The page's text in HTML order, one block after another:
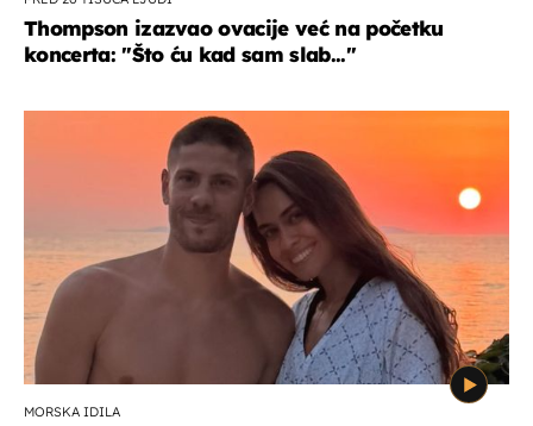
Thompson izazvao ovacije već na početku
koncerta: "Što ću kad sam slab..."
MORSKA IDILA